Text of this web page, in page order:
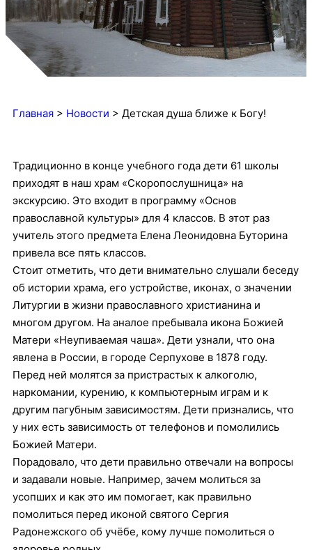
Главная > Новости > Детская душа ближе к Богу!
Традиционно в конце учебного года дети 61 школы
приходят в наш храм «Скоропослушница» на
экскурсию. Это входит в программу «Основ
православной культуры» для 4 классов. В этот раз
учитель этого предмета Елена Леонидовна Буторина
привела все пять классов.
Стоит отметить, что дети внимательно слушали беседу
об истории храма, его устройстве, иконах, о значении
Литургии в жизни православного христианина и
многом другом. На аналое пребывала икона Божией
Матери «Неупиваемая чаша». Дети узнали, что она
явлена в России, в городе Серпухове в 1878 году.
Перед ней молятся за пристрастых к алкоголю,
наркомании, курению, к компьютерным играм и к
другим пагубным зависимостям. Дети признались, что
у них есть зависимость от телефонов и помолились
Божией Матери.
Порадовало, что дети правильно отвечали на вопросы
и задавали новые. Например, зачем молиться за
усопших и как это им помогает, как правильно
помолиться перед иконой святого Сергия
Радонежского об учёбе, кому лучше помолиться о